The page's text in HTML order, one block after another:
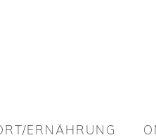
ERNÄHRUNG